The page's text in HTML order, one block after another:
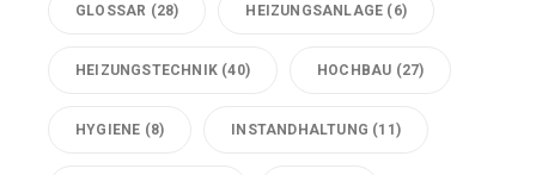
GLOSSAR (28) HEIZUNGSANLAGE (6)
HEIZUNGSTECHNIK (40) HOCHBAU (27)
HYGIENE (8) INSTANDHALTUNG (11)